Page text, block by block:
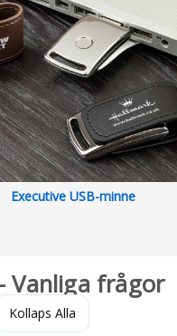
Executive USB-minne
Vanliga frågor
Kollaps Alla